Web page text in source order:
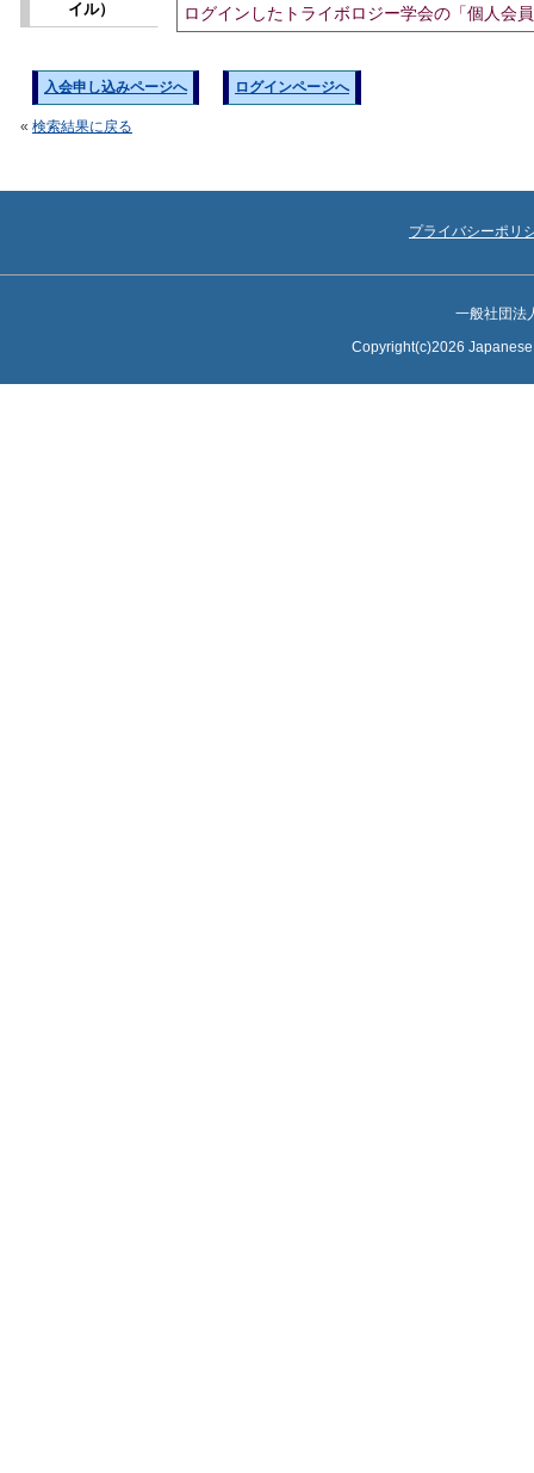
イル）
ログインしたトライボロジー学会の「個人会
入会申し込みページへ ログインページへ
« 検索結果に戻る
プライバシーポリ
一般社団法
Copyright(c)2026